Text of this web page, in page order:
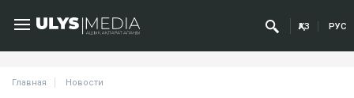
ҚАЗ РУС
Главная Новости